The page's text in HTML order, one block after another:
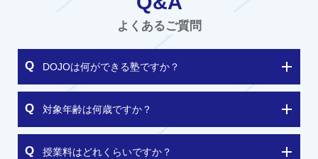
よくあるご質問
DOJOは何ができる塾ですか？
対象年齢は何歳ですか？
授業料はどれくらいですか？